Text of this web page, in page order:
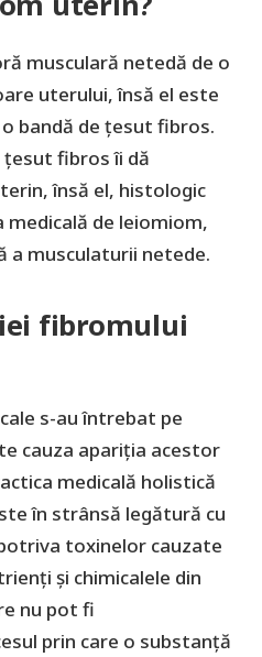
musculară netedă de o
uterului, însă el este
bandă de țesut fibros.
țesut fibros îi dă
însă el, histologic
de leiomiom,
a musculaturii netede.
fibromului
s-au întrebat pe
cauza apariția acestor
medicală holistică
în strânsă legătură cu
toxinelor cauzate
și chimicalele din
nu pot fi
prin care o substanță